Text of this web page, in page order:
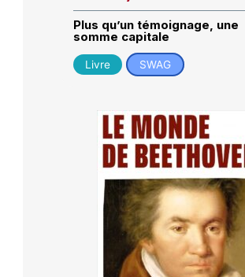
Plus qu’un témoignage, une
somme capitale
Livre SWAG